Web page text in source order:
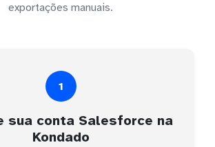
exportações manuais.
1
sua conta Salesforce na
Kondado